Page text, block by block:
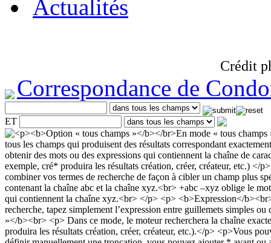
Actualités
Crédit
Correspondance de
ET